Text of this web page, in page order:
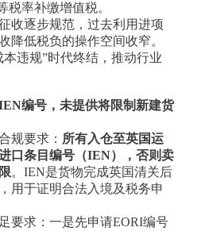
税率补缴增值税。
收逐步规范，过去利用进项
降低税负的操作空间收窄。
违规”时代终结，推动行业
编号，未提供将限制新建货
规要求： 所有入仓至英国运
口条目编号（IEN），否则卖
。IEN是货物完成英国清关后
用于证明合法入境及税务申
要求：一是先申请EORI编号